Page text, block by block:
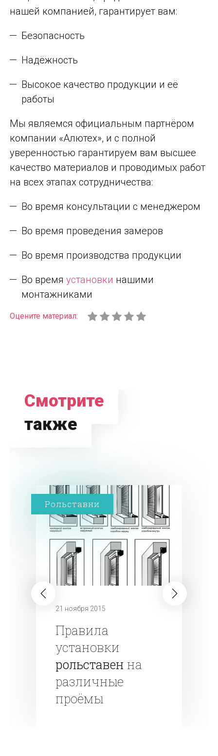
нашей компанией, гарантирует вам:
Безопасность
Надёжность
Высокое качество продукции и её
работы
Мы являемся официальным партнёром
компании «Алютех», и с полной
уверенностью гарантируем вам высшее
качество материалов и проводимых работ
на всех этапах сотрудничества:
Во время консультации с менеджером
Во время проведения замеров
Во время производства продукции
Во время установки нашими
монтажниками
Оцените материал:
Смотрите
также
21 ноября 2015
Правила
установки
рольставен на
различные
проёмы
Рольставни